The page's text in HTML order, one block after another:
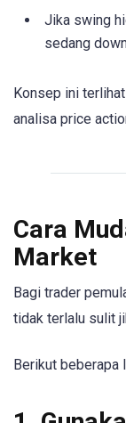
Jika swing
sedang
Konsep ini
analisa price
Cara
Market
Bagi trader
tidak terlalu sulit
Berikut beberapa